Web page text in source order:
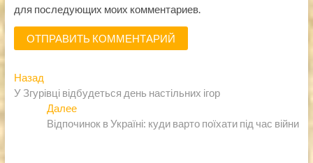
для последующих моих комментариев.
Навигация
по
записям
НазадПредыдущая
запись:
У Згурівці відбудеться день настільних ігор
ДалееСледующая
запись:
Відпочинок в Україні: куди варто поїхати під час війни